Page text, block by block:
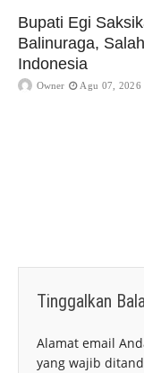
Bupati Egi
Balinuraga,
Indonesia
Owner Agu 07, 2026
Tinggalkan
Alamat email
yang wajib